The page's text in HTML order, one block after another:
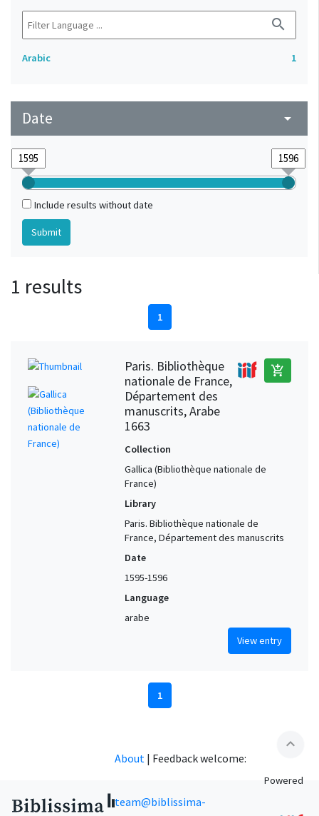
search
Arabic 1
Date arrow_drop_down
Include results without date
1 results
1
Paris. Bibliothèque
nationale de France,
Département des
manuscrits, Arabe
1663
add_shopping_cart
Collection
Gallica (Bibliothèque nationale de
France)
Library
Paris. Bibliothèque nationale de
France, Département des manuscrits
Date
1595-1596
Language
arabe
View entry
1
expand_less
About | Feedback welcome:
team@biblissima-
Powered